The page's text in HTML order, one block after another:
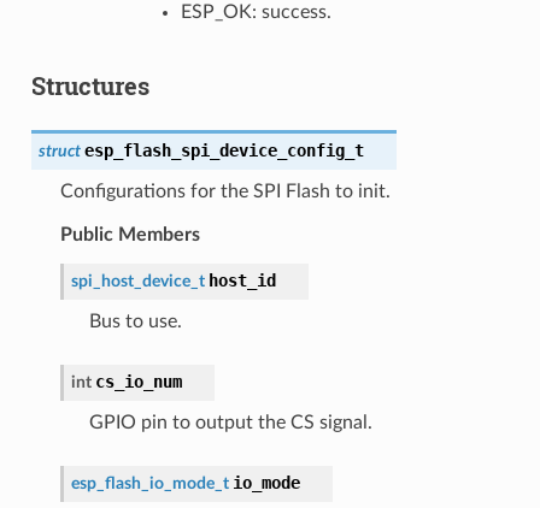
ESP_OK: success.
Structures
struct esp_flash_spi_device_config_t
Configurations for the SPI Flash to init.
Public Members
spi_host_device_t host_id
Bus to use.
int cs_io_num
GPIO pin to output the CS signal.
esp_flash_io_mode_t io_mode